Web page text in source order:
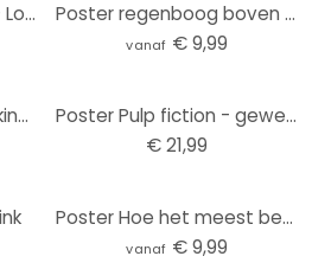
Poster The Runaways - Londen 1976, poster (59,4 x 84,1 cm)
Poster regenboog boven de stad - Treechild
vanaf € 9,99
Poster Sensuele aanrakingen - Oltmanns
Poster Pulp fiction - geweren, poster (158 x 53 cm)
€ 21,99
Poster Hoe het meest bekende bouwsteentje ontstond - Bodart
vanaf € 9,99